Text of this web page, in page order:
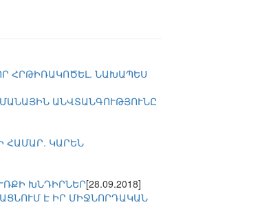
ՀՐԹԻՌԱԿՈԾԵԼ. ՆԱԽԱՊԵՍ
ԱՆՎՏԱՆԳՈՒԹՅՈՒՆԸ
ՀԱՄԱՐ. ԿԱՐԵՆ
ԽՆԴԻՐՆԵՐ[28.09.2018]
Է ԻՐ ՄԻՋՆՈՐԴԱԿԱՆ